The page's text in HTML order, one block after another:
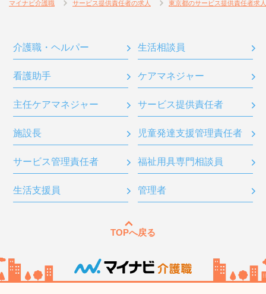
マイナビ介護職 サービス提供責任者の求人 東京都のサービス提供責任者求人
介護職・ヘルパー 生活相談員
看護助手 ケアマネジャー
主任ケアマネジャー サービス提供責任者
施設長 児童発達支援管理責任者
サービス管理責任者 福祉用具専門相談員
生活支援員 管理者
TOPへ戻る